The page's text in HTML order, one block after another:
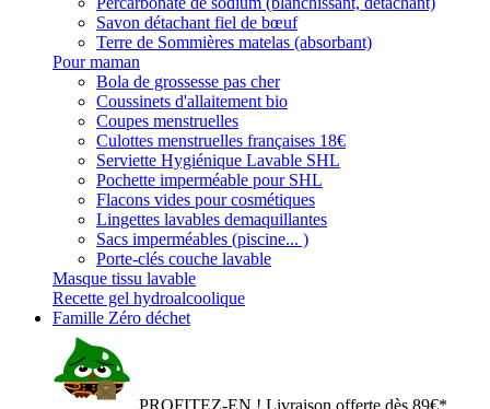
Savon détachant fiel de bœuf
Terre de Sommières matelas (absorbant)
Pour maman
Bola de grossesse pas cher
Coussinets d'allaitement bio
Coupes menstruelles
Culottes menstruelles françaises 18€
Serviette Hygiénique Lavable SHL
Pochette imperméable pour SHL
Flacons vides pour cosmétiques
Lingettes lavables demaquillantes
Sacs imperméables (piscine... )
Porte-clés couche lavable
Masque tissu lavable
Recette gel hydroalcoolique
Famille Zéro déchet
PROFITEZ-EN ! Livraison offerte dès 89€*